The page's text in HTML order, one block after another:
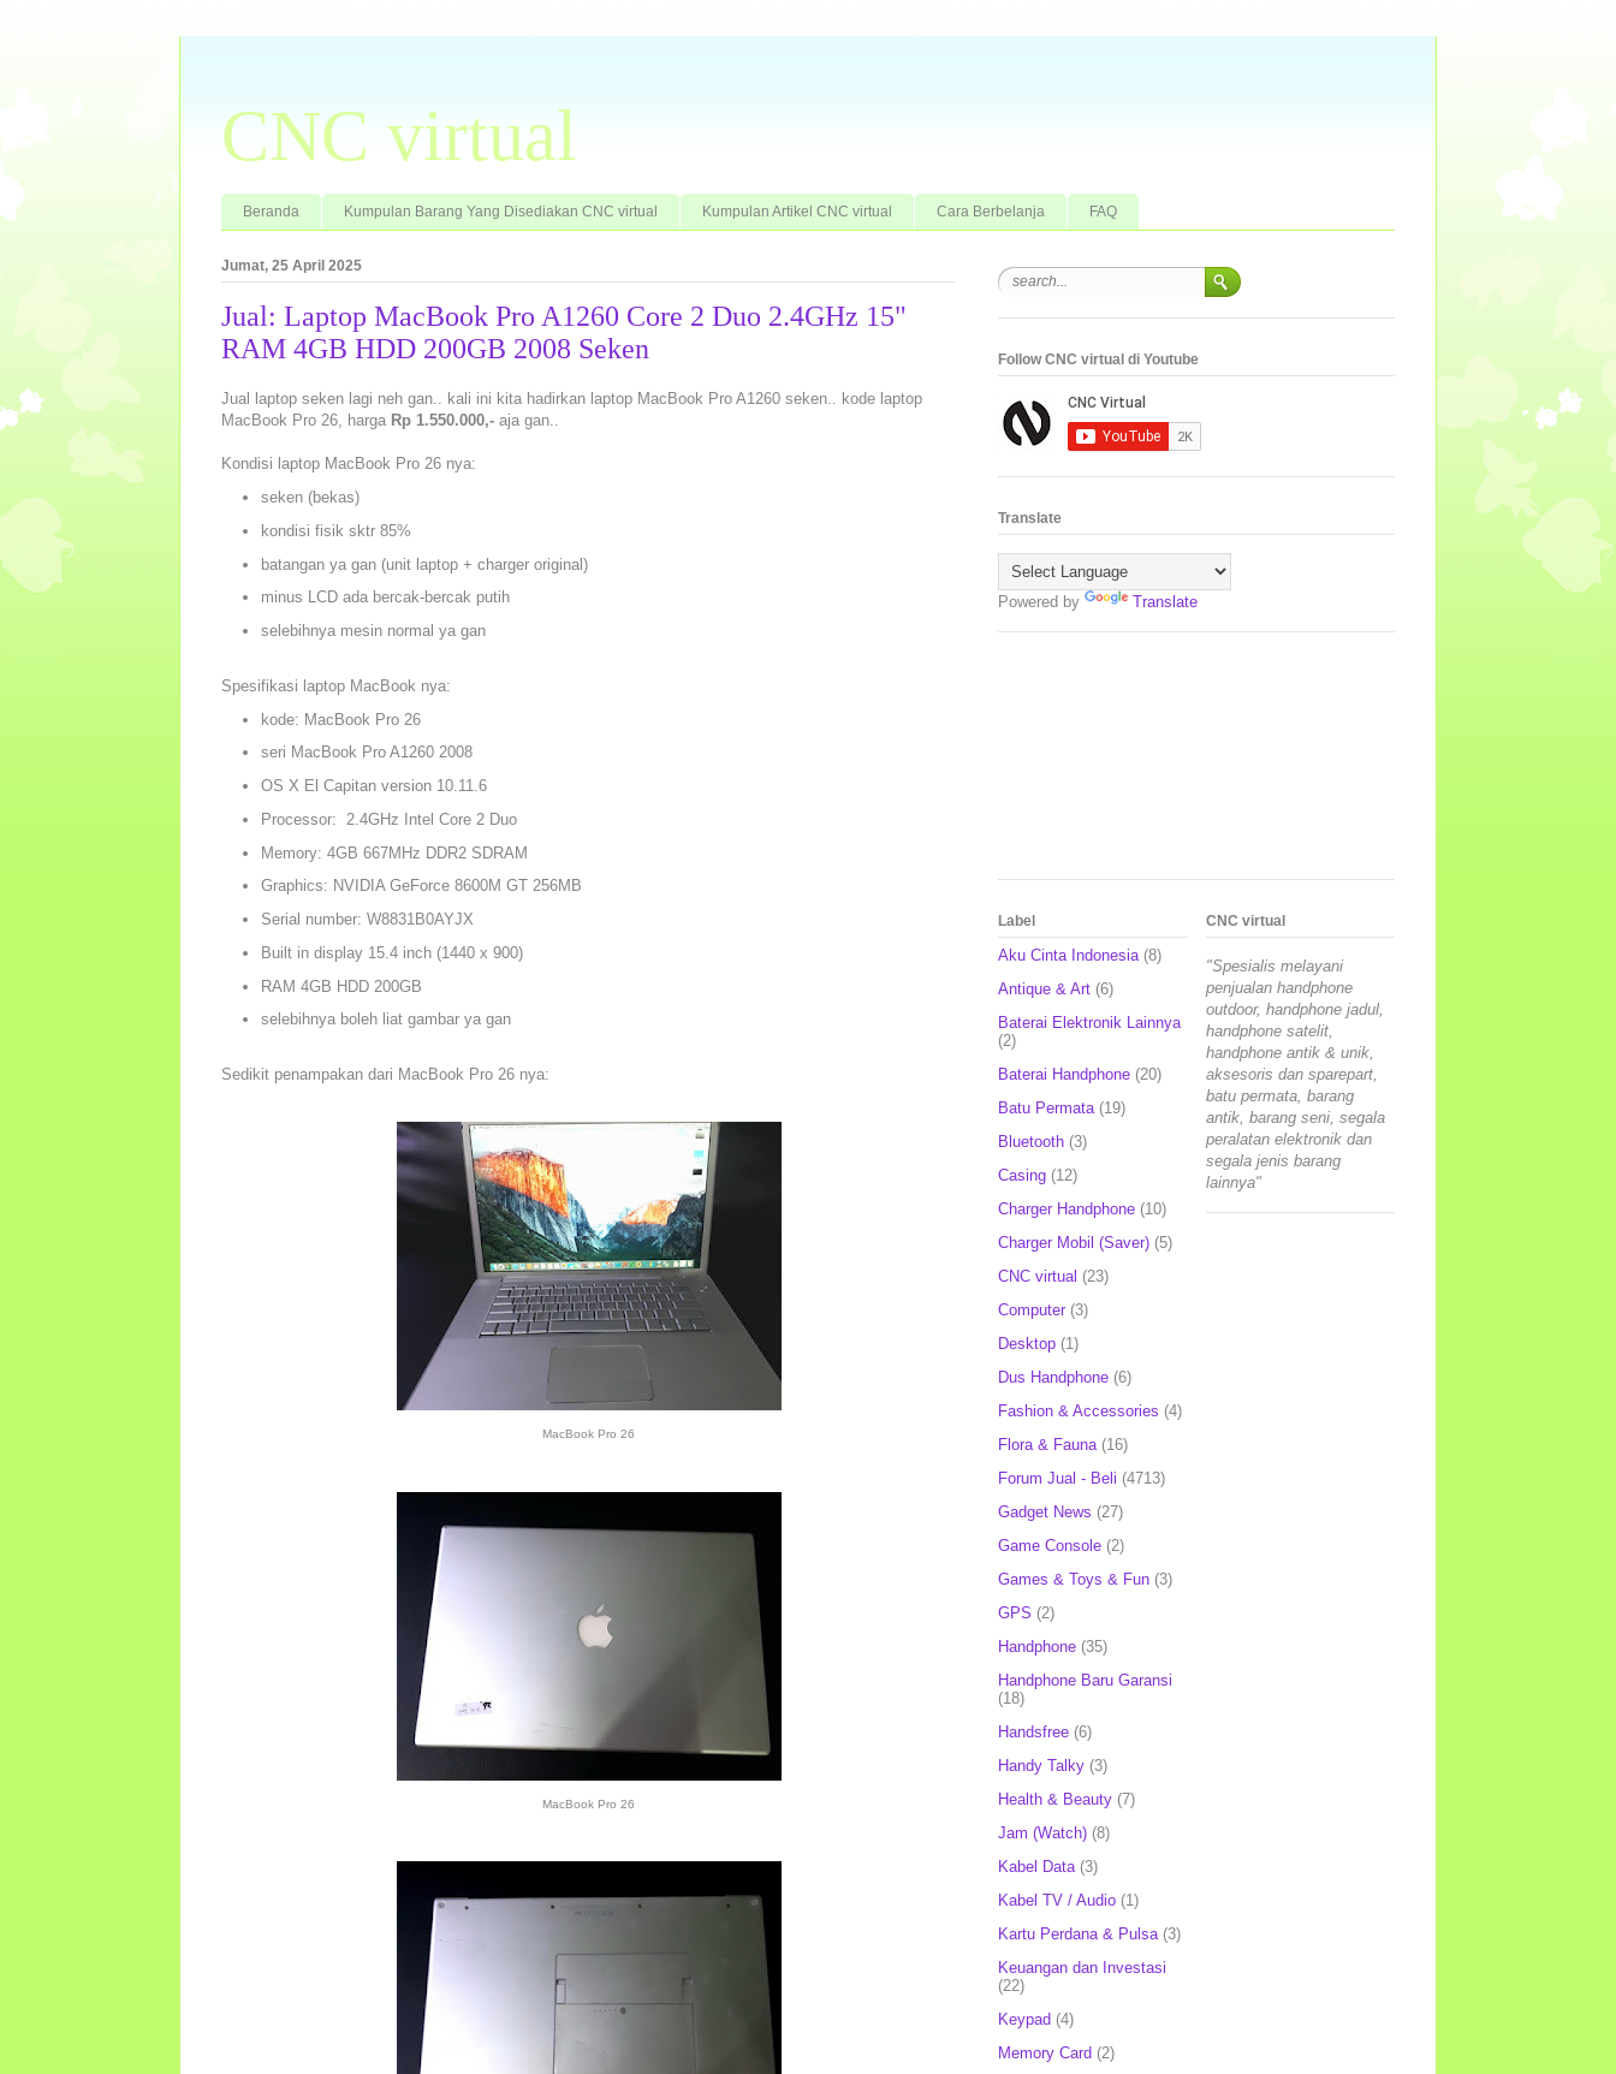
CNC virtual
Beranda Kumpulan Barang Yang Disediakan CNC virtual Kumpulan Artikel CNC virtual Cara Berbelanja FAQ
Jumat, 25 April 2025
Jual: Laptop MacBook Pro A1260 Core 2 Duo 2.4GHz 15"
RAM 4GB HDD 200GB 2008 Seken
Jual laptop seken lagi neh gan.. kali ini kita hadirkan laptop MacBook Pro A1260 seken.. kode laptop
MacBook Pro 26, harga Rp 1.550.000,- aja gan..
Kondisi laptop MacBook Pro 26 nya:
seken (bekas)
kondisi fisik sktr 85%
batangan ya gan (unit laptop + charger original)
minus LCD ada bercak-bercak putih
selebihnya mesin normal ya gan
Spesifikasi laptop MacBook nya:
kode: MacBook Pro 26
seri MacBook Pro A1260 2008
OS X El Capitan version 10.11.6
Processor: 2.4GHz Intel Core 2 Duo
Memory: 4GB 667MHz DDR2 SDRAM
Graphics: NVIDIA GeForce 8600M GT 256MB
Serial number: W8831B0AYJX
Built in display 15.4 inch (1440 x 900)
RAM 4GB HDD 200GB
selebihnya boleh liat gambar ya gan
Sedikit penampakan dari MacBook Pro 26 nya:
MacBook Pro 26
MacBook Pro 26
Follow CNC virtual di Youtube
Translate
Powered by Translate
Label
Aku Cinta Indonesia (8)
Antique & Art (6)
Baterai Elektronik Lainnya
(2)
Baterai Handphone (20)
Batu Permata (19)
Bluetooth (3)
Casing (12)
Charger Handphone (10)
Charger Mobil (Saver) (5)
CNC virtual (23)
Computer (3)
Desktop (1)
Dus Handphone (6)
Fashion & Accessories (4)
Flora & Fauna (16)
Forum Jual - Beli (4713)
Gadget News (27)
Game Console (2)
Games & Toys & Fun (3)
GPS (2)
Handphone (35)
Handphone Baru Garansi
(18)
Handsfree (6)
Handy Talky (3)
Health & Beauty (7)
Jam (Watch) (8)
Kabel Data (3)
Kabel TV / Audio (1)
Kartu Perdana & Pulsa (3)
Keuangan dan Investasi
(22)
Keypad (4)
Memory Card (2)
CNC virtual
"Spesialis melayani
penjualan handphone
outdoor, handphone jadul,
handphone satelit,
handphone antik & unik,
aksesoris dan sparepart,
batu permata, barang
antik, barang seni, segala
peralatan elektronik dan
segala jenis barang
lainnya"